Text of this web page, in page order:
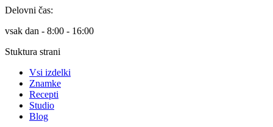
Delovni čas:
vsak dan - 8:00 - 16:00
Stuktura strani
Vsi izdelki
Znamke
Recepti
Studio
Blog